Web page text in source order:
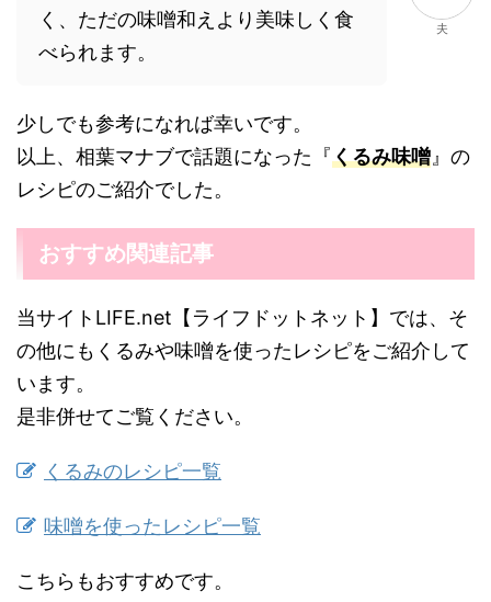
く、ただの味噌和えより美味しく食
べられます。
夫
少しでも参考になれば幸いです。
以上、相葉マナブで話題になった『くるみ味噌 』の
レシピのご紹介でした。
おすすめ関連記事
当サイトLIFE.net【ライフドットネット】では、そ
の他にもくるみや味噌を使ったレシピをご紹介して
います。
是非併せてご覧ください。
くるみのレシピ一覧
味噌を使ったレシピ一覧
こちらもおすすめです。